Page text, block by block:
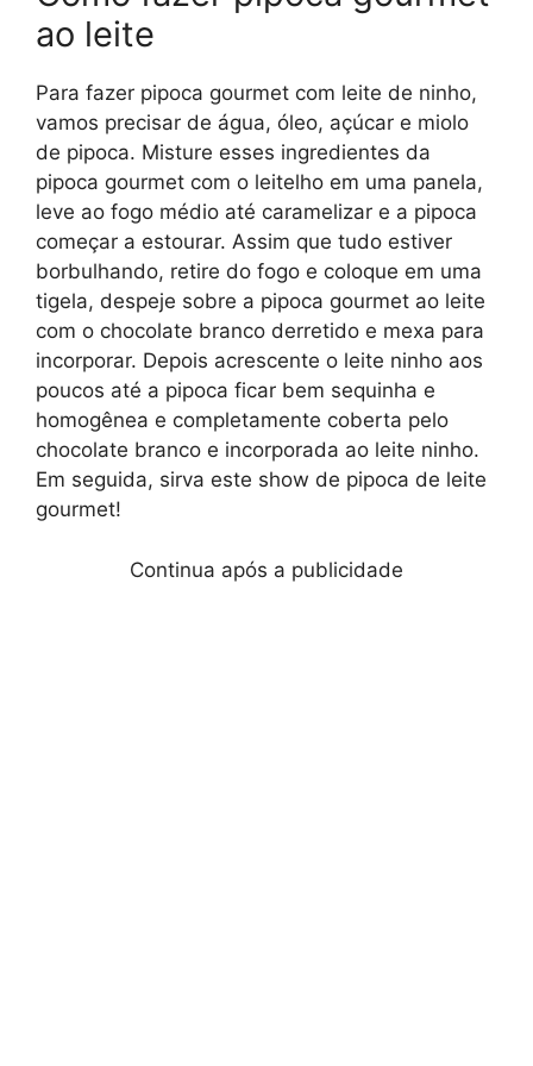
ao leite
Para fazer pipoca gourmet com leite de ninho,
vamos precisar de água, óleo, açúcar e miolo
de pipoca. Misture esses ingredientes da
pipoca gourmet com o leitelho em uma panela,
leve ao fogo médio até caramelizar e a pipoca
começar a estourar. Assim que tudo estiver
borbulhando, retire do fogo e coloque em uma
tigela, despeje sobre a pipoca gourmet ao leite
com o chocolate branco derretido e mexa para
incorporar. Depois acrescente o leite ninho aos
poucos até a pipoca ficar bem sequinha e
homogênea e completamente coberta pelo
chocolate branco e incorporada ao leite ninho.
Em seguida, sirva este show de pipoca de leite
gourmet!
Continua após a publicidade